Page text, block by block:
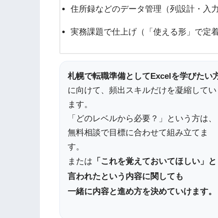
住所録などのデータ管理（列設計・入力
実務課題で仕上げ（「使える形」で定着
札幌で転職準備としてExcelを学びたい
に向けて、頻出スキルだけを凝縮してい
ます。
「どのレベルから必要？」という方は、
無料相談で目標に合わせて組み立てま
す。
または 「これを覚えておいてほしい」と
言われたという内容に関しても
一緒に内容と進め方を決めていけます。